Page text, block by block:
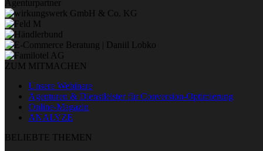
Agenturpartner
ZUM MITMACHEN
Unsere Webinare
Agenturen & Dienstleister für Conversion-Optimierung
Online-Magazin
ANALYZE
BELIEBTE THEMEN